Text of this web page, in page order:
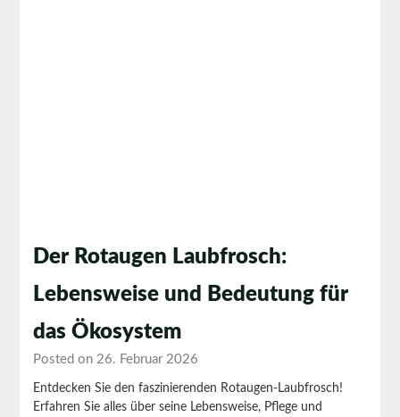
Der Rotaugen Laubfrosch:
Lebensweise und Bedeutung für
das Ökosystem
Posted on 26. Februar 2026
Entdecken Sie den faszinierenden Rotaugen-Laubfrosch!
Erfahren Sie alles über seine Lebensweise, Pflege und